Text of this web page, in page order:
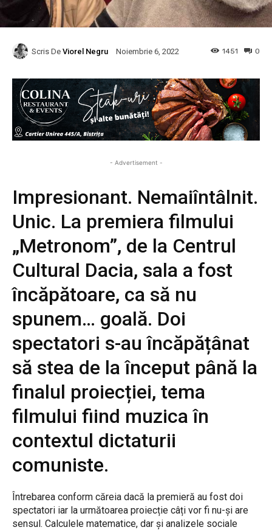
Scris De Viorel Negru Noiembrie 6, 2022 0
1451
- Advertisement -
Impresionant. Nemaiîntâlnit.
Unic. La premiera filmului
„Metronom”, de la Centrul
Cultural Dacia, sala a fost
încăpătoare, ca să nu
spunem… goală. Doi
spectatori s-au încăpățânat
să stea de la început până la
finalul proiecției, tema
filmului fiind muzica în
contextul dictaturii
comuniste.
Întrebarea conform căreia dacă la premieră au fost doi
spectatori iar la următoarea proiecție câți vor fi nu-și are
sensul. Calculele matematice, dar și analizele sociale